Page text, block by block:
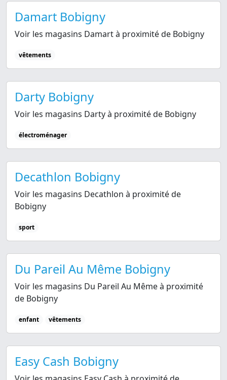
Damart Bobigny
Voir les magasins Damart à proximité de Bobigny
vêtements
Darty Bobigny
Voir les magasins Darty à proximité de Bobigny
électroménager
Decathlon Bobigny
Voir les magasins Decathlon à proximité de
Bobigny
sport
Du Pareil Au Même Bobigny
Voir les magasins Du Pareil Au Même à proximité
de Bobigny
enfant vêtements
Easy Cash Bobigny